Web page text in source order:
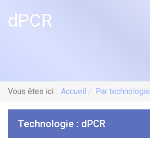
dPCR
Vous êtes ici : Accueil Par technologie
Technologie : dPCR